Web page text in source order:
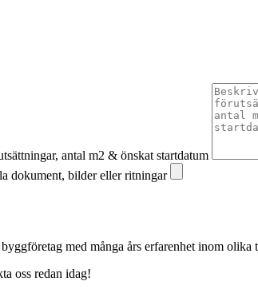
antal m2 & önskat startdatum
dokument, bilder eller ritningar
med många års erfarenhet inom
oss redan idag!